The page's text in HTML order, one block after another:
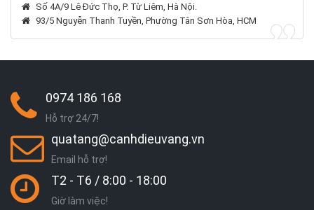
Số 4A/9 Lê Đức Thọ, P. Từ Liêm, Hà Nội.
93/5 Nguyễn Thanh Tuyền, Phường Tân Sơn Hòa, HCM
0974 186 168
Hỗ trợ 24/7!
quatang@canhdieuvang.vn
Email hỗ trợ!
T2 - T6 / 8:00 - 18:00
Giờ làm việc!